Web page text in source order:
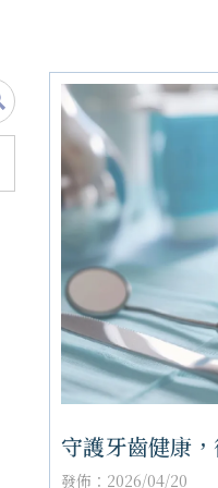
守護牙齒健康
發佈：2026/04/20